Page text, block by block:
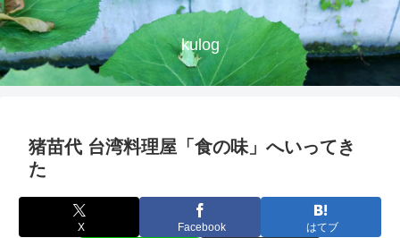
kulog
猪苗代 台湾料理屋「食の味」へいってき
た
X Facebook はてブ